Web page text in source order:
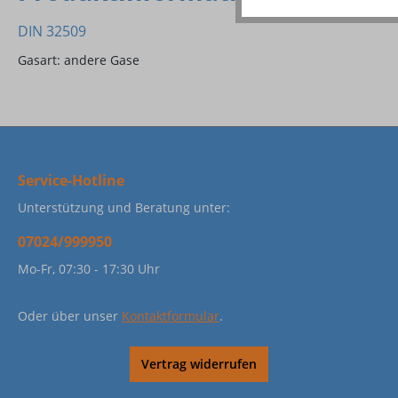
DIN 32509
Gasart: andere Gase
Service-Hotline
Unterstützung und Beratung unter:
07024/999950
Mo-Fr, 07:30 - 17:30 Uhr
Oder über unser Kontaktformular.
Vertrag widerrufen